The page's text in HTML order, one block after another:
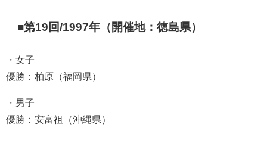
■第19回/1997年（開催地：徳島県）
・女子
優勝：柏原（福岡県）
・男子
優勝：安富祖（沖縄県）